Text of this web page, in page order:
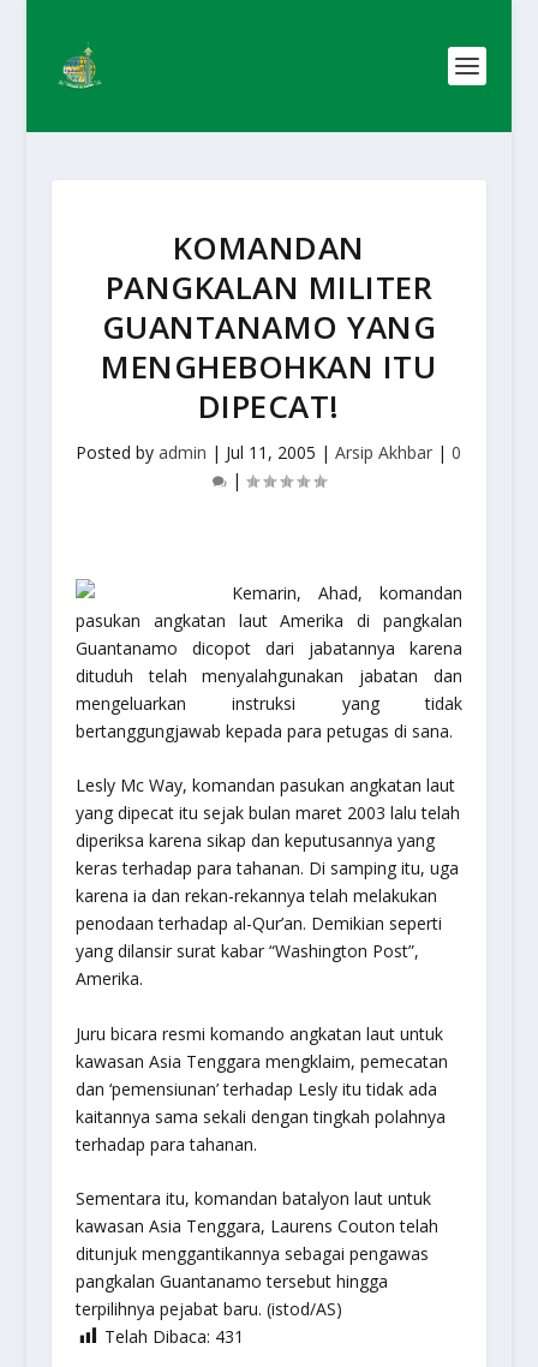
KOMANDAN
PANGKALAN MILITER
GUANTANAMO YANG
MENGHEBOHKAN ITU
DIPECAT!
Posted byadmin | Jul 11, 2005 |Arsip Akhbar |0
|
Kemarin, Ahad, komandan
pasukan angkatan laut Amerika di pangkalan
Guantanamo dicopot dari jabatannya karena
dituduh telah menyalahgunakan jabatan dan
mengeluarkan instruksi yang tidak
bertanggungjawab kepada para petugas di sana.
Lesly Mc Way, komandan pasukan angkatan laut
yang dipecat itu sejak bulan maret 2003 lalu telah
diperiksa karena sikap dan keputusannya yang
keras terhadap para tahanan. Di samping itu, uga
karena ia dan rekan-rekannya telah melakukan
penodaan terhadap al-Qur’an. Demikian seperti
yang dilansir surat kabar “Washington Post”,
Amerika.
Juru bicara resmi komando angkatan laut untuk
kawasan Asia Tenggara mengklaim, pemecatan
dan ‘pemensiunan’ terhadap Lesly itu tidak ada
kaitannya sama sekali dengan tingkah polahnya
terhadap para tahanan.
Sementara itu, komandan batalyon laut untuk
kawasan Asia Tenggara, Laurens Couton telah
ditunjuk menggantikannya sebagai pengawas
pangkalan Guantanamo tersebut hingga
terpilihnya pejabat baru. (istod/AS)
Telah Dibaca: 431